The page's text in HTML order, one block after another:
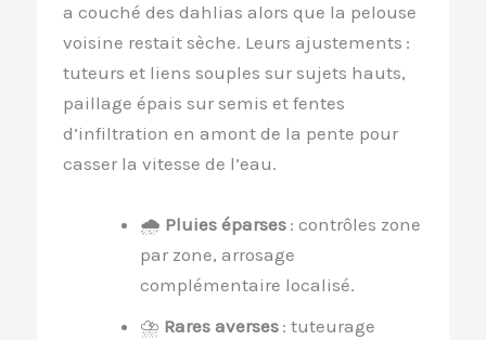
a couché des dahlias alors que la pelouse
voisine restait sèche. Leurs ajustements :
tuteurs et liens souples sur sujets hauts,
paillage épais sur semis et fentes
d’infiltration en amont de la pente pour
casser la vitesse de l’eau.
🌧️ Pluies éparses : contrôles zone
par zone, arrosage
complémentaire localisé.
⛈️ Rares averses : tuteurage